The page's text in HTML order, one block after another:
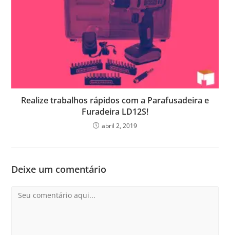
Realize trabalhos rápidos com a Parafusadeira e
Furadeira LD12S!
abril 2, 2019
Deixe um comentário